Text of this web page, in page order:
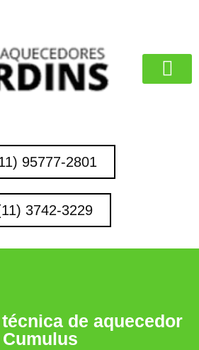
95777-2801
3742-3229
de aquecedor
Cumulus